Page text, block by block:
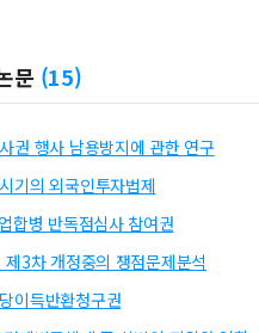
문 (15)
권 행사 남용방지에 관한 연구
기의 외국인투자법제
합병 반독점심사 참여권
3차 개정중의 쟁점문제분석
이득반환청구권